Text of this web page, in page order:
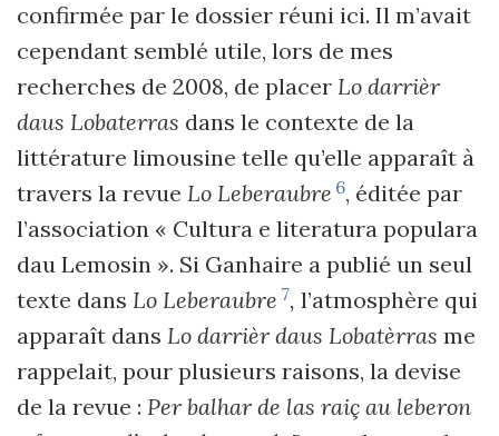
confirmée par le dossier réuni ici. Il m’avait
cependant semblé utile, lors de mes
recherches de 2008, de placer Lo darrièr
daus Lobaterras dans le contexte de la
littérature limousine telle qu’elle apparaît à
travers la revue Lo Leberaubre 6, éditée par
l’association « Cultura e literatura populara
dau Lemosin ». Si Ganhaire a publié un seul
texte dans Lo Leberaubre 7, l’atmosphère qui
apparaît dans Lo darrièr daus Lobatèrras me
rappelait, pour plusieurs raisons, la devise
de la revue : Per balhar de las raiç au leberon